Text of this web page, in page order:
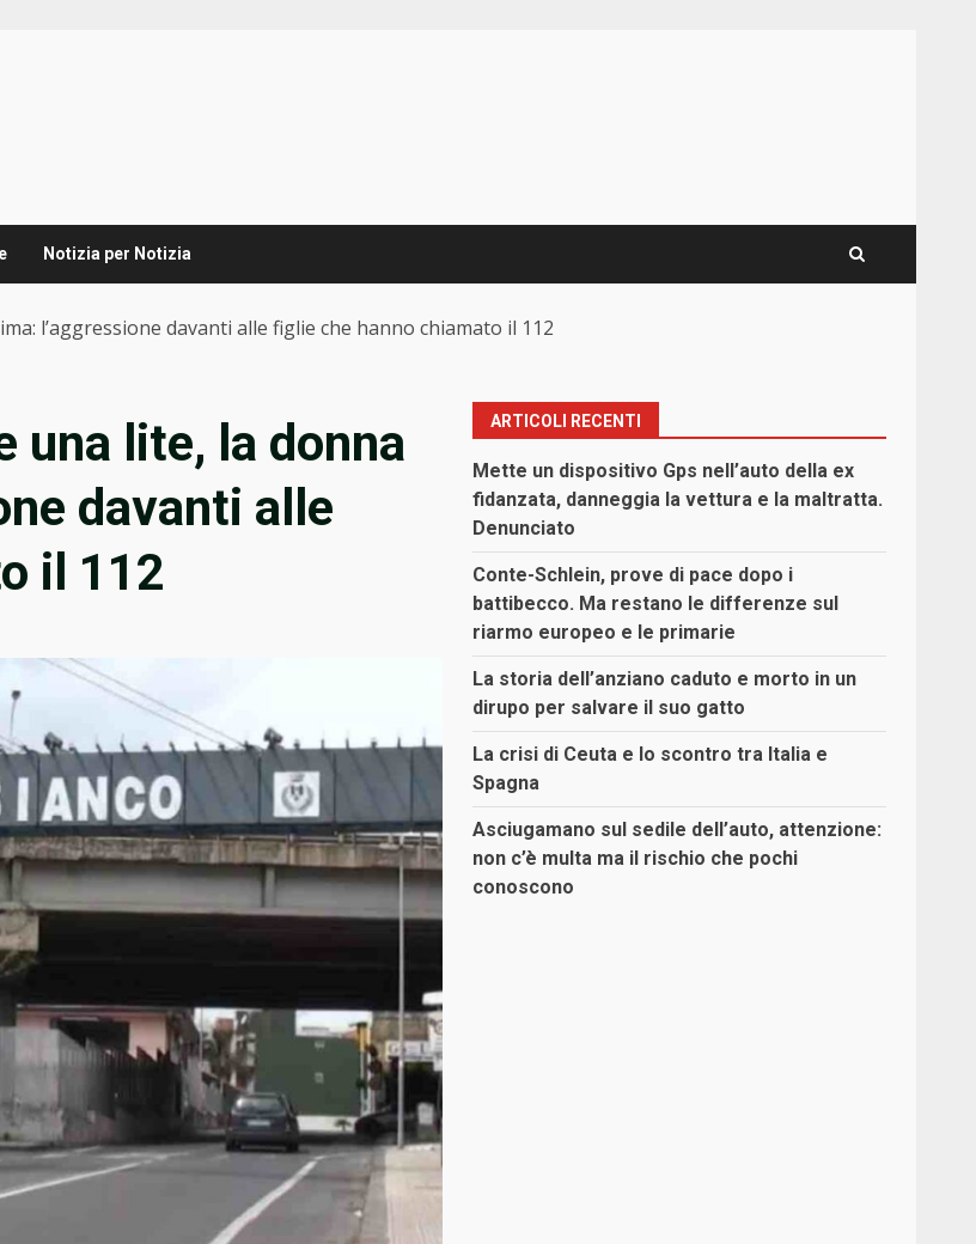
Notizia per Notizia
l’aggressione davanti alle figlie che hanno chiamato il 112
una lite, la donna
davanti alle
il 112
ARTICOLI RECENTI
Mette un dispositivo Gps nell’auto della ex
fidanzata, danneggia la vettura e la maltratta.
Denunciato
Conte-Schlein, prove di pace dopo i
battibecco. Ma restano le differenze sul
riarmo europeo e le primarie
La storia dell’anziano caduto e morto in un
dirupo per salvare il suo gatto
La crisi di Ceuta e lo scontro tra Italia e
Spagna
Asciugamano sul sedile dell’auto, attenzione:
non c’è multa ma il rischio che pochi
conoscono